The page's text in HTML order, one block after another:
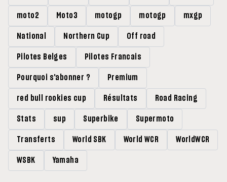
moto2 Moto3 motogp motogp mxgp
National Northern Cup Off road
Pilotes Belges Pilotes Francais
Pourquoi s'abonner ? Premium
red bull rookies cup Résultats Road Racing
Stats sup Superbike Supermoto
Transferts World SBK World WCR WorldWCR
WSBK Yamaha